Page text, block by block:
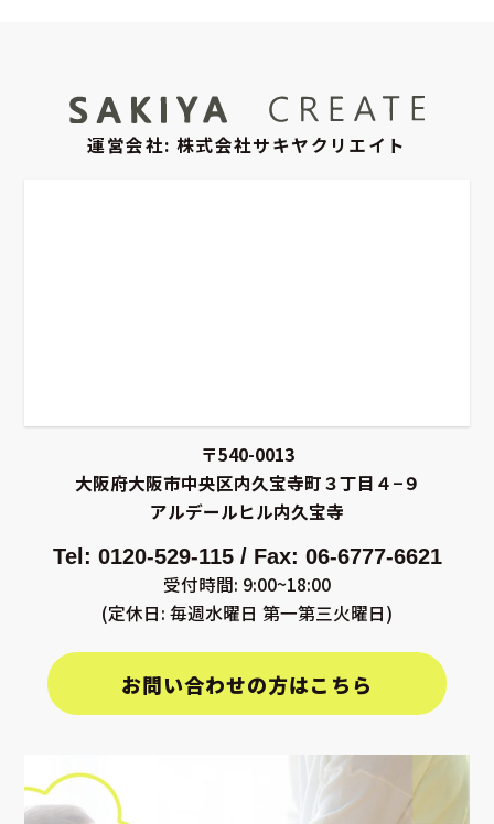
運営会社: 株式会社サキヤクリエイト
〒540-0013
大阪府大阪市中央区内久宝寺町３丁目４−９
アルデールヒル内久宝寺
Tel: 0120-529-115 / Fax: 06-6777-6621
受付時間: 9:00~18:00
(定休日: 毎週水曜日 第一第三火曜日)
お問い合わせの方はこちら